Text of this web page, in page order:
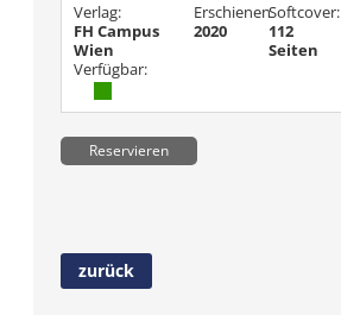
Verlag:
FH Campus
Wien
Erschienen
2020
Softcover:
112
Seiten
Verfügbar:
Reservieren
zurück